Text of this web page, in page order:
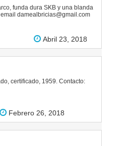
funda dura SKB y una blanda
damealbricias@gmail.com
Abril 23, 2018
certificado, 1959. Contacto:
Febrero 26, 2018